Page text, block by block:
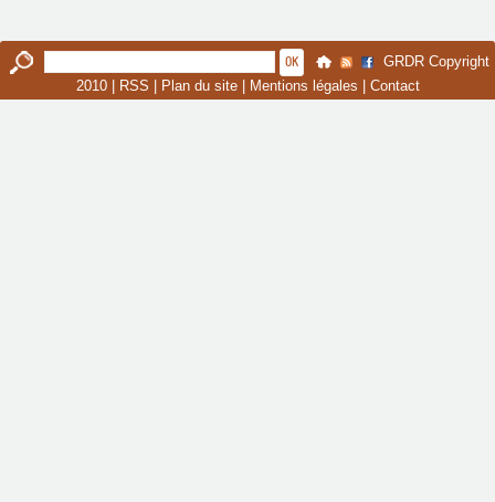
GRDR Copyright
2010 |
RSS Plan du site| Mentions légales Contact